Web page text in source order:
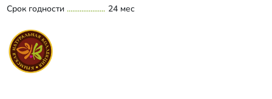
Срок годности
24 мес